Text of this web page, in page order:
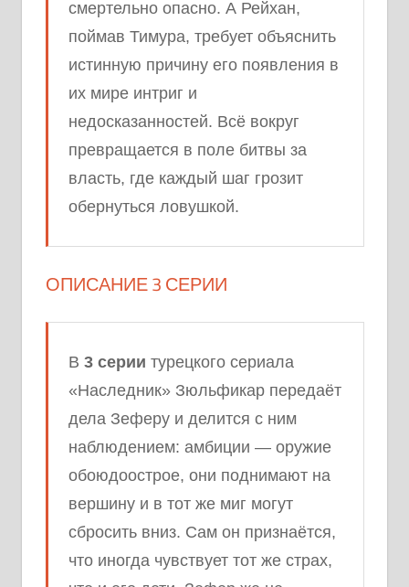
смертельно опасно. А Рейхан,
поймав Тимура, требует объяснить
истинную причину его появления в
их мире интриг и
недосказанностей. Всё вокруг
превращается в поле битвы за
власть, где каждый шаг грозит
обернуться ловушкой.
ОПИСАНИЕ 3 СЕРИИ
В 3 серии турецкого сериала
«Наследник» Зюльфикар передаёт
дела Зеферу и делится с ним
наблюдением: амбиции — оружие
обоюдоострое, они поднимают на
вершину и в тот же миг могут
сбросить вниз. Сам он признаётся,
что иногда чувствует тот же страх,